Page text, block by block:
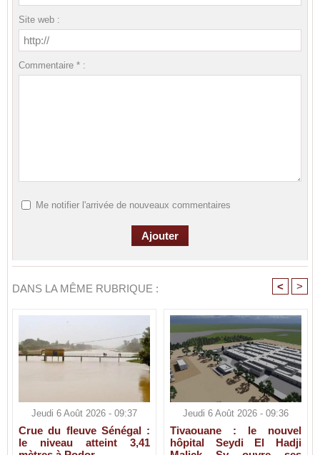
Site web :
Commentaire * :
Me notifier l'arrivée de nouveaux commentaires
DANS LA MÊME RUBRIQUE : < >
Jeudi 6 Août 2026 - 09:37
Crue du fleuve Sénégal :
le niveau atteint 3,41
Jeudi 6 Août 2026 - 09:36
Tivaouane : le nouvel
hôpital Seydi El Hadji